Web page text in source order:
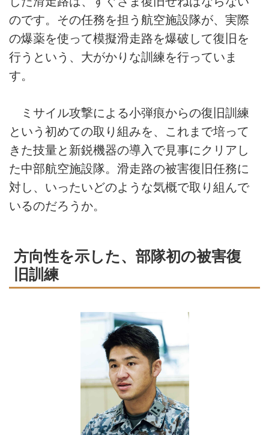
のです。その任務を担う航空施設隊が、実際
の爆薬を使って模擬滑走路を爆破して復旧を
行うという、大がかりな訓練を行っていま
す。
ミサイル攻撃による小弾痕からの復旧訓練
という初めての取り組みを、これまで培って
きた技量と新鋭機器の導入で見事にクリアし
た中部航空施設隊。滑走路の被害復旧任務に
対し、いったいどのような気概で取り組んで
いるのだろうか。
方向性を示した、部隊初の被害復
旧訓練